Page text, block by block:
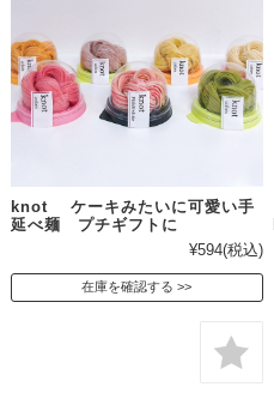
knot ケーキみたいに可愛い手
延べ麺 プチギフトに
¥594(税込)
在庫を確認する